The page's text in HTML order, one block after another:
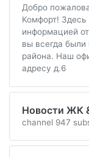
Добро
Комфорт!
информацией
вы всегда были
района. Наш
адресу д.6
Новости ЖК
channel 947